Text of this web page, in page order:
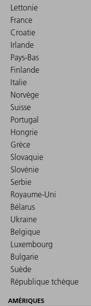
Lettonie
France
Croatie
Irlande
Pays-Bas
Finlande
Italie
Norvège
Suisse
Portugal
Hongrie
Grèce
Slovaquie
Slovénie
Serbie
Royaume-Uni
Bélarus
Ukraine
Belgique
Luxembourg
Bulgarie
Suède
République tchèque
AMÉRIQUES